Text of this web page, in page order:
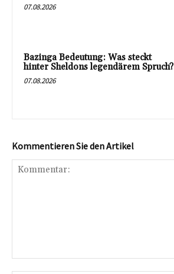
07.08.2026
Bazinga Bedeutung: Was steckt
hinter Sheldons legendärem Spruch?
07.08.2026
Kommentieren Sie den Artikel